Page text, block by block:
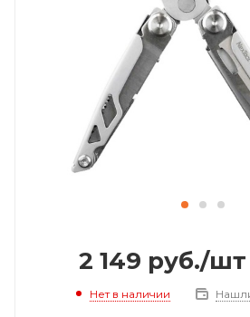
2 149 руб./шт
Нет в наличии